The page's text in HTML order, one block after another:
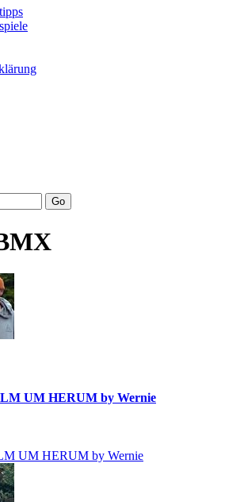
Go
UM HERUM by Wernie
UM HERUM by Wernie